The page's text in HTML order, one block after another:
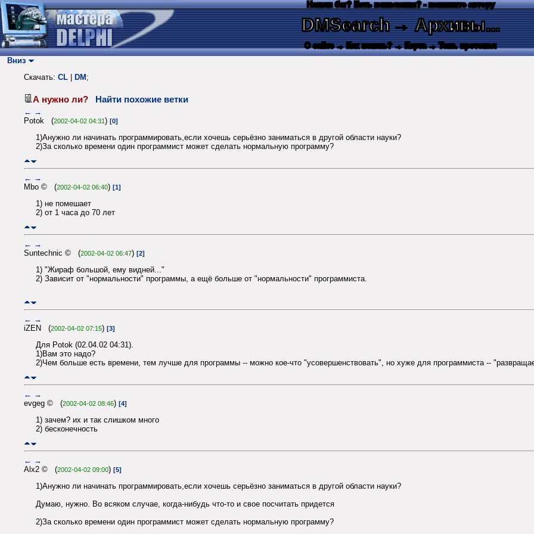
Нашли баг? Есть пожелания? - напишите автору
DMSearch→ Архивы...
О сайте → Как искать? → Карта → Текс. протокол
Вниз
Скачать: CL DM ;
А нужно ли? Найти похожие ветки
← →
Potok (2002-04-02 04:31) [0]
1)Анужно ли начинать программировать,если хочешь серьёзно заниматься в другой области науки?
2)За сколько времени один программист может сделать нормальную программу?
← →
Mbo © (2002-04-02 06:40) [1]
1) не помешает
2) от 1 часа до 70 лет
← →
Suntechnic © (2002-04-02 06:47) [2]
1) "Жираф большой, ему видней..."
2) Зависит от "нормальности" программы, а ещё больше от "нормальности" программиста.
← →
iZEN (2002-04-02 07:15) [3]
Для Potok (02.04.02 04:31).
1)Вам это надо?
2)Чем больше есть времени, тем лучше для программы -- можно кое-что "усовершенствовать", но хуже для программиста --
← →
evgeg © (2002-04-02 08:46) [4]
1) зачем? их и так слишком много
2) бесконечность
← →
Alx2 © (2002-04-02 09:00) [5]
1)Анужно ли начинать программировать,если хочешь серьёзно заниматься в другой области науки?
Думаю, нужно. Во всяком случае, когда-нибудь что-то и свое посчитать придется
2)За сколько времени один программист может сделать нормальную программу?